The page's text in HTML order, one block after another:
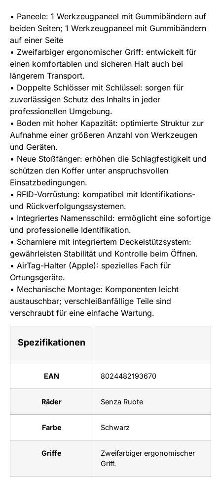
• Paneele: 1 Werkzeugpaneel mit Gummibändern auf
beiden Seiten; 1 Werkzeugpaneel mit Gummibändern
auf einer Seite
• Zweifarbiger ergonomischer Griff: entwickelt für
einen komfortablen und sicheren Halt auch bei
längerem Transport.
• Doppelte Schlösser mit Schlüssel: sorgen für
zuverlässigen Schutz des Inhalts in jeder
professionellen Umgebung.
• Boden mit hoher Kapazität: optimierte Struktur zur
Aufnahme einer größeren Anzahl von Werkzeugen
und Geräten.
• Neue Stoßfänger: erhöhen die Schlagfestigkeit und
schützen den Koffer unter anspruchsvollen
Einsatzbedingungen.
• RFID-Vorrüstung: kompatibel mit Identifikations-
und Rückverfolgungssystemen.
• Integriertes Namensschild: ermöglicht eine sofortige
und professionelle Identifikation.
• Scharniere mit integriertem Deckelstützsystem:
gewährleisten Stabilität und Kontrolle beim Öffnen.
• AirTag-Halter (Apple): spezielles Fach für
Ortungsgeräte.
• Mechanische Montage: Komponenten leicht
austauschbar; verschleißanfällige Teile sind
verschraubt für eine einfache Wartung.
Spezifikationen
EAN 8024482193670
Räder Senza Ruote
Farbe Schwarz
Griffe
Zweifarbiger ergonomischer
Griff.